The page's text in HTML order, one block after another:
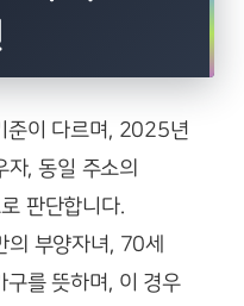
준이 다르며, 2025년
, 동일 주소의
판단합니다.
부양자녀, 70세
구를 뜻하며, 이 경우